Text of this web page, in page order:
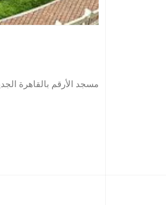
مسجد الأرقم بالقاهرة